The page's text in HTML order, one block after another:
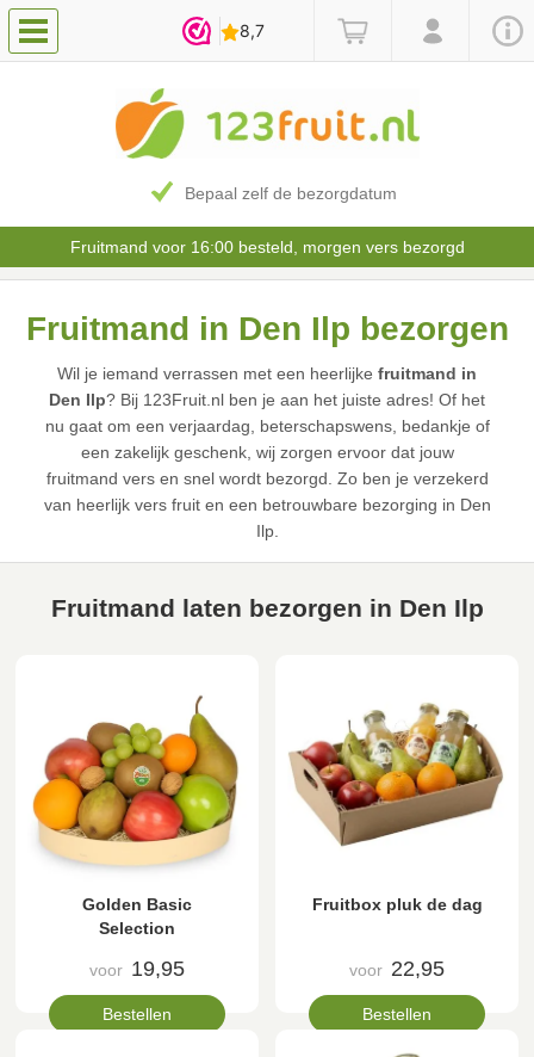
Bepaal zelf de bezorgdatum
Fruitmand voor 16:00 besteld, morgen vers bezorgd
Fruitmand in Den Ilp bezorgen
Wil je iemand verrassen met een heerlijke fruitmand in
Den Ilp? Bij 123Fruit.nl ben je aan het juiste adres! Of het
nu gaat om een verjaardag, beterschapswens, bedankje of
een zakelijk geschenk, wij zorgen ervoor dat jouw
fruitmand vers en snel wordt bezorgd. Zo ben je verzekerd
van heerlijk vers fruit en een betrouwbare bezorging in Den
Ilp.
Fruitmand laten bezorgen in Den Ilp
Golden Basic
Selection
voor 19,95
Bestellen
Fruitbox pluk de dag
voor 22,95
Bestellen